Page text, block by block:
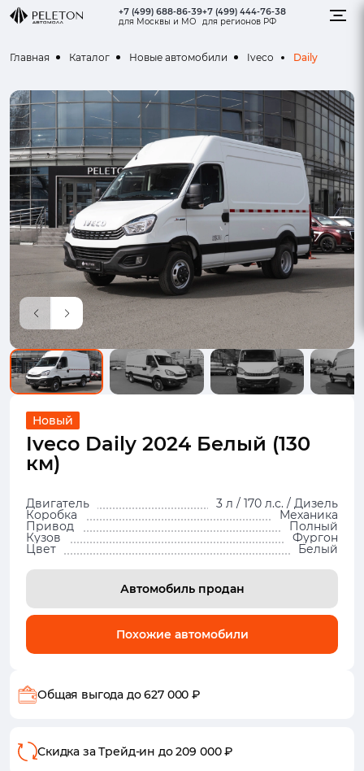
+7 (499) 688-86-39
для Москвы и МО
+7 (499) 444-76-38
для регионов РФ
Главная Каталог Новые автомобили Iveco Daily
Новый
Iveco Daily 2024 Белый (130
км)
Двигатель 3 л / 170 л.с. / Дизель
Коробка Механика
Привод Полный
Кузов Фургон
Цвет Белый
Автомобиль продан
Похожие автомобили
Общая выгода до 627 000 ₽
Скидка за Трейд-ин до 209 000 ₽